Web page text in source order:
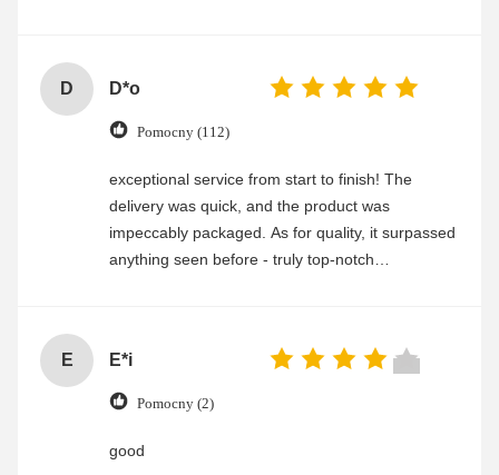
D D*o
Pomocny (112)
exceptional service from start to finish! The
delivery was quick, and the product was
impeccably packaged. As for quality, it surpassed
anything seen before - truly top-notch
E E*i
Pomocny (2)
good